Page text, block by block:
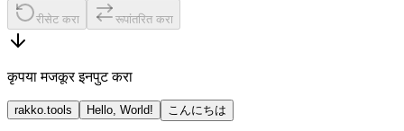
रीसेट करा रूपांतरित करा
कृपया मजकूर इनपुट करा
rakko.tools Hello, World! こんにちは